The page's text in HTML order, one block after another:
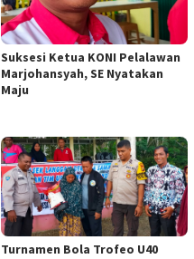
Suksesi Ketua KONI Pelalawan
Marjohansyah, SE Nyatakan
Maju
Turnamen Bola Trofeo U40